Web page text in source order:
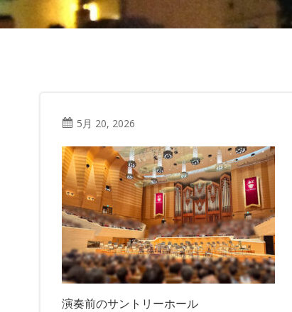
5月 20, 2026
演奏前のサントリーホール